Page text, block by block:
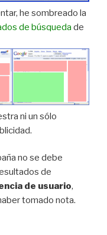
he sombreado la
de búsqueda de
ni un sólo
no se debe
de
de usuario,
tomado nota.